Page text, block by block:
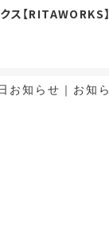
ス【RITAWORKS】